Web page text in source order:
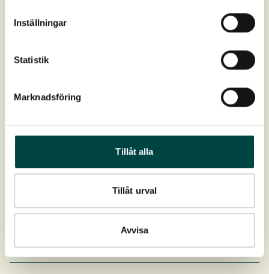
Inställningar
Statistik
Marknadsföring
Tillåt alla
Tillåt urval
Avvisa